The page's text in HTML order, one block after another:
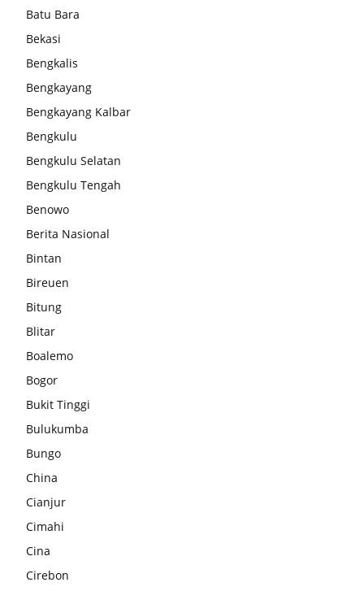
Batu Bara
Bekasi
Bengkalis
Bengkayang
Bengkayang Kalbar
Bengkulu
Bengkulu Selatan
Bengkulu Tengah
Benowo
Berita Nasional
Bintan
Bireuen
Bitung
Blitar
Boalemo
Bogor
Bukit Tinggi
Bulukumba
Bungo
China
Cianjur
Cimahi
Cina
Cirebon